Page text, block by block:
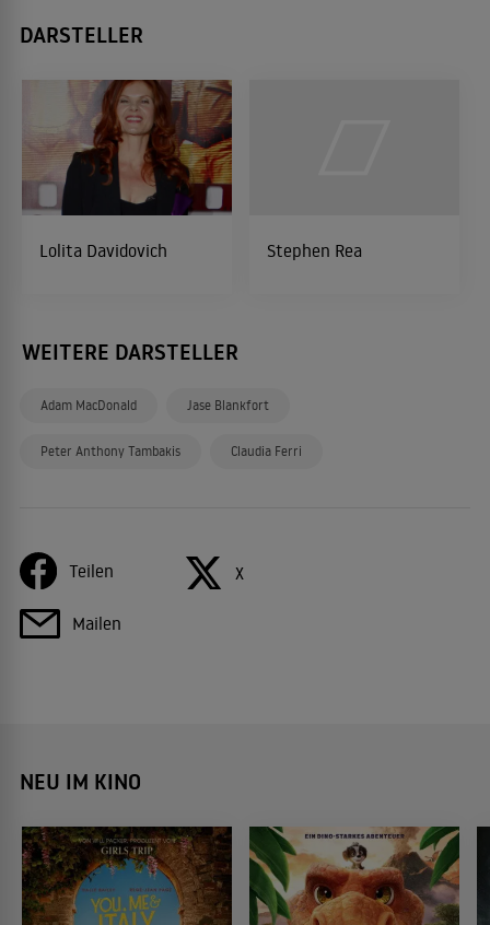
DARSTELLER
Lolita Davidovich Stephen Rea
WEITERE DARSTELLER
Adam MacDonald Jase Blankfort
Peter Anthony Tambakis Claudia Ferri
Teilen X
Mailen
NEU IM KINO